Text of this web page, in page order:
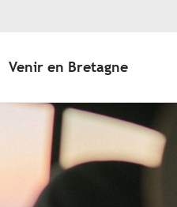
Venir en Bretagne